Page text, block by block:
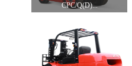
CPC/Q(D)...